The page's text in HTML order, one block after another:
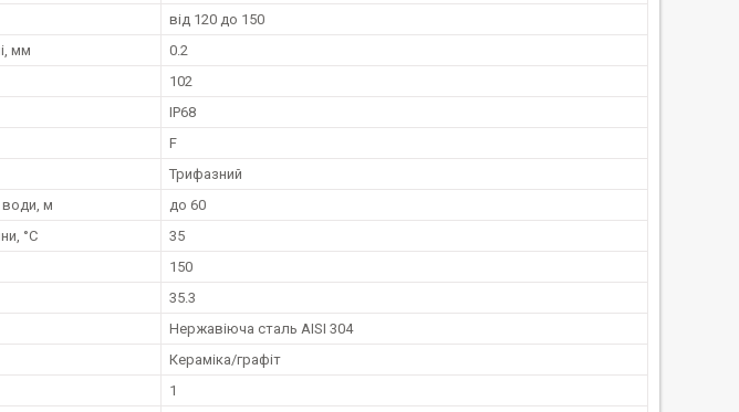
від 120 до 150
мм
0.2
102
IP68
F
Трифазний
води, м
до 60
°C
35
150
35.3
Нержавіюча сталь AISI 304
Кераміка/графіт
1